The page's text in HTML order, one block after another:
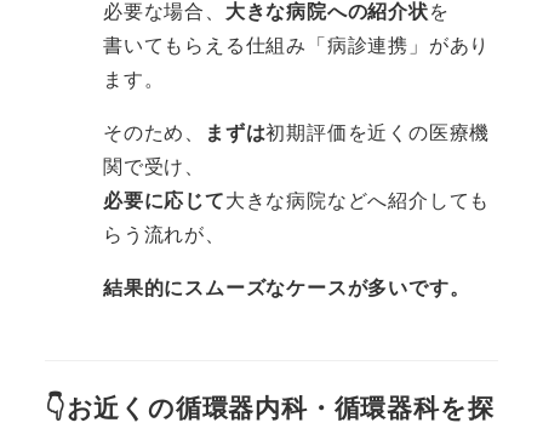
必要な場合、 大きな病院への紹介状を
書いてもらえる仕組み「病診連携」があり
ます。
そのため、 まずは初期評価を近くの医療機
関で受け、
必要に応じて大きな病院などへ紹介しても
らう流れが、
結果的にスムーズなケースが多いです。
👇お近くの循環器内科・循環器科を探